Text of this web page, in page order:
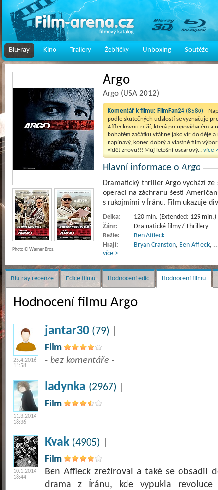
Blu-ray Kino Trailery Žebříčky Unboxing Soutěže
Argo
Argo (USA 2012)
Komentář k filmu: FilmFan24 (8580) -
podle skutečných událostí se vyznačuje
Affleckovou režií, která po upovídaném a
bohatém začátku vtáhne jako vír do děje a
napínavý, konec dobrý a vlastně film
vidět znovu!!! Můj letošní oscarový... více >
Hlavní informace oArgo
Dramatický thriller Argo vychází ze
operaci na záchranu šesti
s rukojmími v Íránu. Film ukazuje
Délka:
120 min. (Extended: 129 min.)
Žánr:
Dramatické filmy / Thrillery
Režie:
Ben Affleck
Hrají:
Bryan Cranston, Ben Affleck,
více >
Photo © Warner Bros.
Blu-ray recenze Edice filmu Hodnocení edic Hodnocení filmu
Hodnocení filmu Argo
25.4.2016
11:58
jantar30 (79)
Film
- bez komentáře -
11.3.2014
18:36
ladynka (2967)
Film
10.1.2014
18:44
Kvak (4905)
Film
Ben Affleck zrežíroval a také se obsadil
drama z Íránu, kde vypukla